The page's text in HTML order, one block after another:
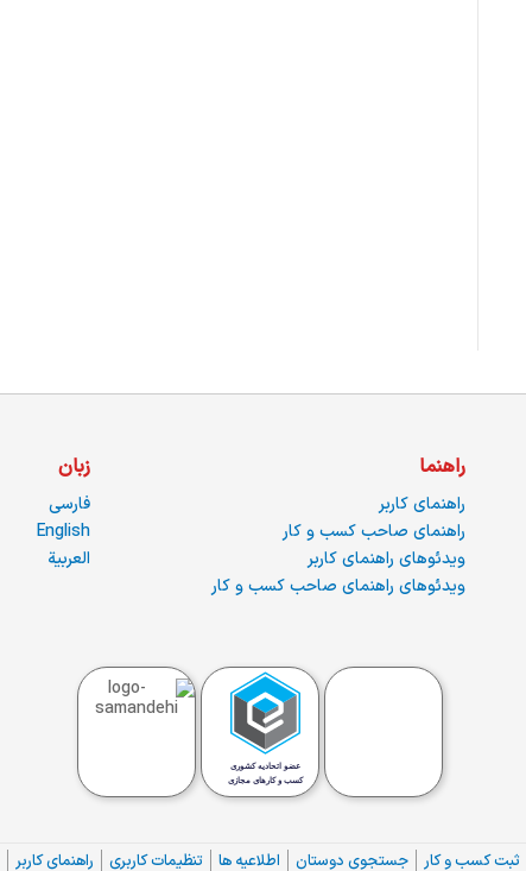
راهنما
راهنمای کاربر
راهنمای صاحب کسب و کار
ویدئوهای راهنمای کاربر
ویدئوهای راهنمای صاحب کسب و کار
زبان
فارسی
English
العربية
ثبت کسب و کار جستجوی دوستان اطلاعیه ها تنظیمات کاربری راهنمای کاربر